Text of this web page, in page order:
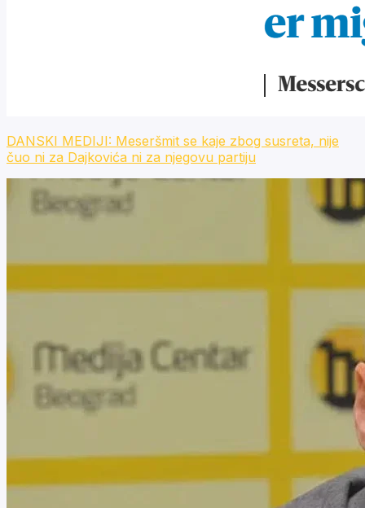
DANSKI MEDIJI: Meseršmit se kaje zbog susreta, nije
čuo ni za Dajkovića ni za njegovu partiju